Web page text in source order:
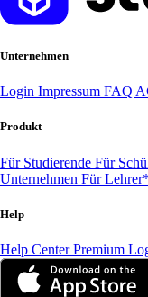
Unternehmen
Login Impressum FAQ
Produkt
Für Studierende Für
Unternehmen Für
Help
Help CenterPremium